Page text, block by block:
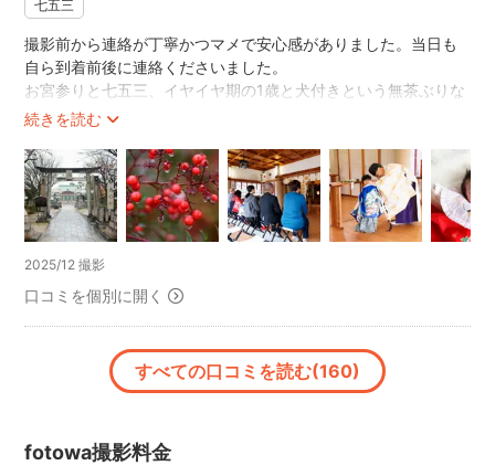
七五三
続きを読む
撮影前から連絡が丁寧かつマメで安心感がありました。当日も
自ら到着前後に連絡くださいました。
お宮参りと七五三、イヤイヤ期の1歳と犬付きという無茶ぶりな
お願いだったのですが…終始子どもにも優しく接して下さり、
いました。小道具も用意して下さっていて、ソロや色んな組み
合わせやポーズで撮っていただきました。バタバタの中で仕上
がりが心配でしたが、そこは流石プロで、モデルが初心者でし
たがとてもよく撮ってもらえ、仕上がりに大満足です。
れたナンテンなど気の利いた写真や色味を変えた写真なども用
意してくださり嬉しかったです。また機会があれば是非お願い
したいです。
2025/12 撮影
口コミを個別に開く
すべての口コミを読む(160)
fotowa撮影料金